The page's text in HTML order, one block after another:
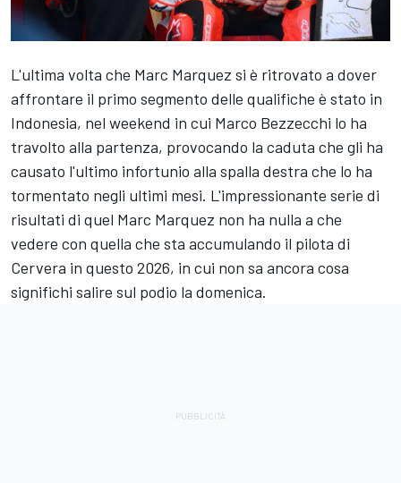
L'ultima volta che Marc Marquez si è ritrovato a dover
affrontare il primo segmento delle qualifiche è stato in
Indonesia, nel weekend in cui Marco Bezzecchi lo ha
travolto alla partenza, provocando la caduta che gli ha
causato l'ultimo infortunio alla spalla destra che lo ha
tormentato negli ultimi mesi. L'impressionante serie di
risultati di quel Marc Marquez non ha nulla a che
vedere con quella che sta accumulando il pilota di
Cervera in questo 2026, in cui non sa ancora cosa
significhi salire sul podio la domenica.